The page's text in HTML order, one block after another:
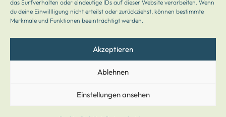
das Surfverhalten oder eindeutige IDs auf dieser Website verarbeiten. Wenn
du deine Einwillligung nicht erteilst oder zurückziehst, können bestimmte
Merkmale und Funktionen beeinträchtigt werden.
Akzeptieren
Ablehnen
Einstellungen ansehen
MI
8:00 - 12:00